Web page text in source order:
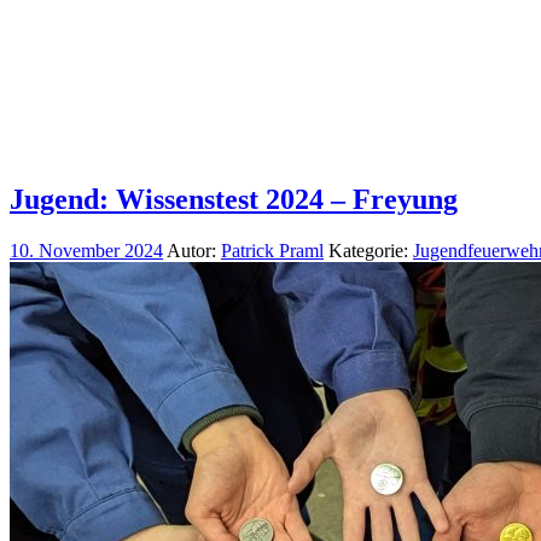
Jugend: Wissenstest 2024 – Freyung
10. November 2024 Autor: Patrick Praml Kategorie: